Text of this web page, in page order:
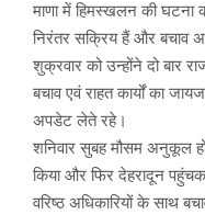
माणा में हिमस्खलन की घटना
निरंतर सक्रिय हैं और बचाव
शुक्रवार को उन्होंने दो बार
बचाव एवं राहत कार्यों का
अपडेट लेते रहे।
शनिवार सुबह मौसम अनुकूल
किया और फिर देहरादून
वरिष्ठ अधिकारियों के साथ